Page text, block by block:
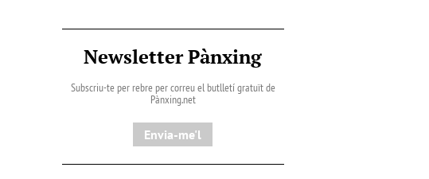
Newsletter Pànxing
Subscriu-te per rebre per correu el butlletí gratuït de
Pànxing.net​
Envia-me'l